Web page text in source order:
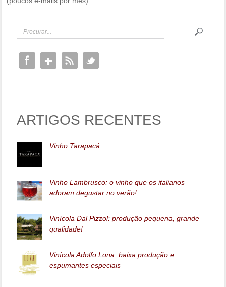
ARTIGOS RECENTES
Vinho Tarapacá
Vinho Lambrusco: o vinho que os italianos
adoram degustar no verão!
Vinícola Dal Pizzol: produção pequena, grande
qualidade!
Vinícola Adolfo Lona: baixa produção e
espumantes especiais